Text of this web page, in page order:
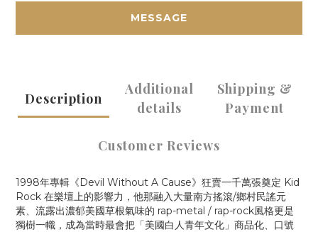
MESSAGE
Description
Additional
details
Shipping &
Payment
Customer Reviews
1998年專輯《Devil Without A Cause》狂賣一千萬張奠定 Kid
Rock 在樂壇上的影響力，他那融入大量南方搖滾/鄉村民謠元
素、流露出濃郁美國草根氣味的 rap-metal / rap-rock風格更是
獨樹一幟，成為當時最會把「美國白人青年文化」商品化、口號